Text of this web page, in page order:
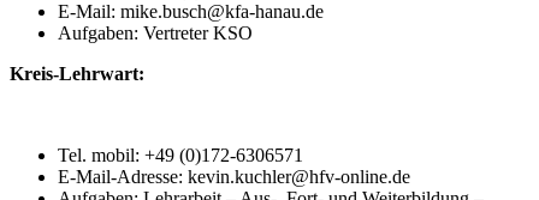
E-Mail: mike.busch@kfa-hanau.de
Aufgaben: Vertreter KSO
Kreis-Lehrwart:
Tel. mobil: +49 (0)172-6306571
E-Mail-Adresse: kevin.kuchler@hfv-online.de